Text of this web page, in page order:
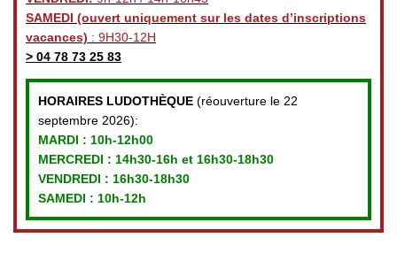
SAMEDI (ouvert uniquement sur les dates d’inscriptions
vacances) : 9H30-12H
> 04 78 73 25 83
HORAIRES LUDOTHÈQUE (réouverture le 22
septembre 2026):
MARDI : 10h-12h00
MERCREDI : 14h30-16h et 16h30-18h30
VENDREDI : 16h30-18h30
SAMEDI : 10h-12h